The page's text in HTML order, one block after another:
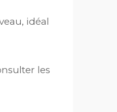
idéal
les